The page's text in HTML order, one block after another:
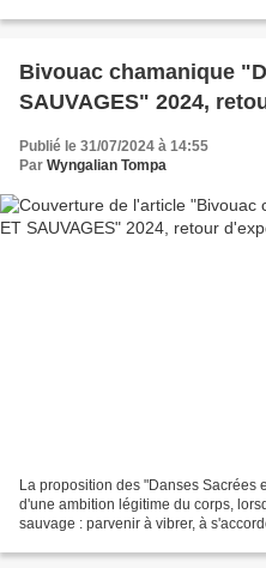
Bivouac chamanique
SAUVAGES" 2024,
Publié le 31/07/2024 à 14:55
Par Wyngalian Tompa
La proposition des "Danses Sacrées
d'une ambition légitime du corps,
sauvage : parvenir à vibrer, à